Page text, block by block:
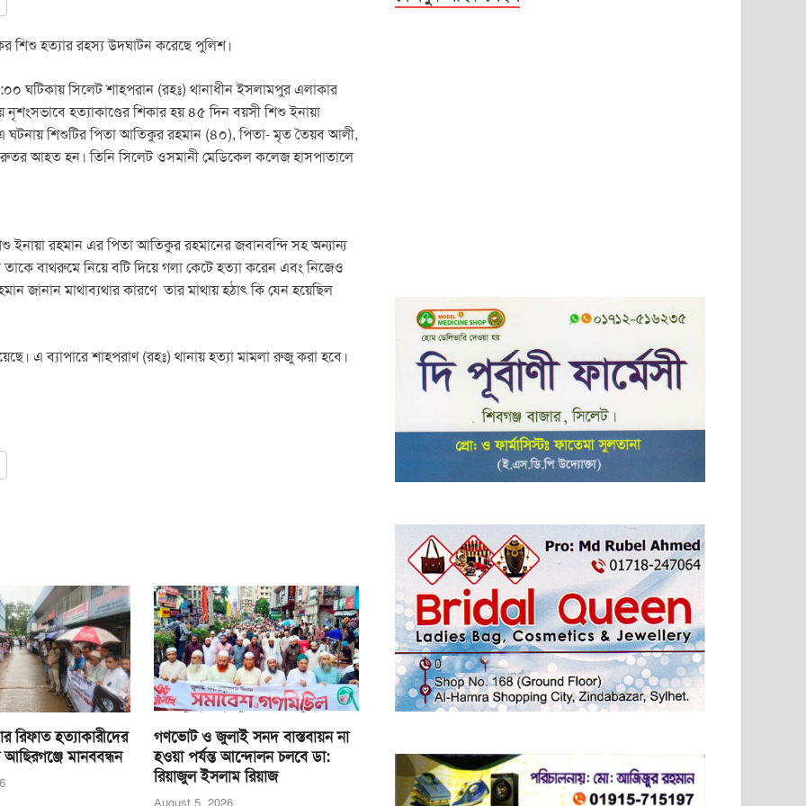
শিশু হত্যার রহস্য উদঘাটন করেছে পুলিশ।
ঘটিকায় সিলেট শাহপরান (রহঃ) থানাধীন ইসলামপুর এলাকার
হত্যাকাণ্ডের শিকার হয় ৪৫ দিন বয়সী শিশু ইনায়া
ঘটনায় শিশুটির পিতা আতিকুর রহমান (৪০), পিতা- মৃত তৈয়ব আলী,
আহত হন। তিনি সিলেট ওসমানী মেডিকেল কলেজ হাসপাতালে
ইনায়া রহমান এর পিতা আতিকুর রহমানের জবানবন্দি সহ অন্যান্য
তাকে বাথরুমে নিয়ে বটি দিয়ে গলা কেটে হত্যা করেন এবং নিজেও
জানান মাথাব্যথার কারণে তার মাথায় হঠাৎ কি যেন হয়েছিল
এ ব্যাপারে শাহপরাণ (রহঃ) থানায় হত্যা মামলা রুজু করা হবে।
রিফাত হত্যাকারীদের
আছিরগঞ্জে মানববন্ধন
গণভোট ও জুলাই সনদ বাস্তবায়ন না
হওয়া পর্যন্ত আন্দোলন চলবে ডা:
রিয়াজুল ইসলাম রিয়াজ
August 5, 2026